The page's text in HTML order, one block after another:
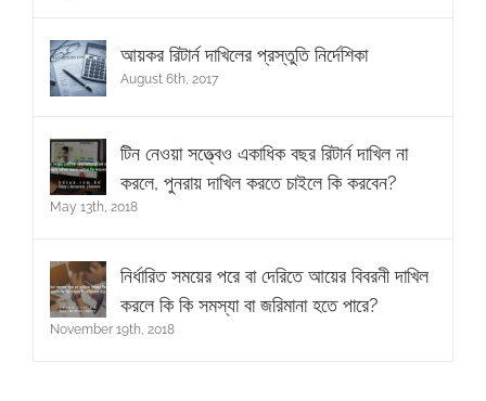
আয়কর রিটার্ন দাখিলের প্রস্তুতি নির্দেশিকা
August 6th, 2017
টিন নেওয়া সত্ত্বেও একাধিক বছর রিটার্ন দাখিল না
করলে, পুনরায় দাখিল করতে চাইলে কি করবেন?
May 13th, 2018
নির্ধারিত সময়ের পরে বা দেরিতে আয়ের বিবরনী দাখিল
করলে কি কি সমস্যা বা জরিমানা হতে পারে?
November 19th, 2018